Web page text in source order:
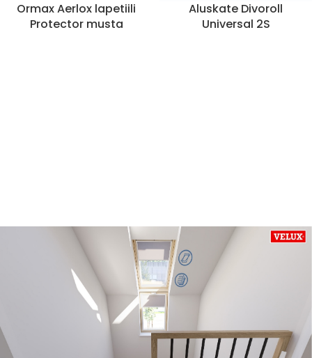
Ormax Aerlox lapetiili
Protector musta
Aluskate Divoroll
Universal 2S